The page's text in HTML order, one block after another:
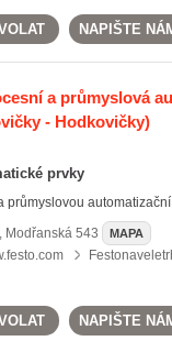
NAPIŠTE
a průmyslová
- Hodkovičky)
prvky
průmyslovou
Modřanská 543 MAPA
NAPIŠTE